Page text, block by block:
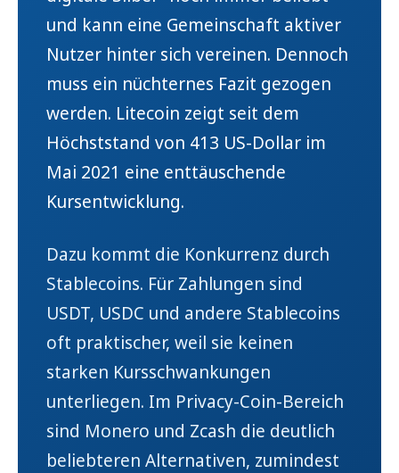
und kann eine Gemeinschaft aktiver
Nutzer hinter sich vereinen. Dennoch
muss ein nüchternes Fazit gezogen
werden. Litecoin zeigt seit dem
Höchststand von 413 US-Dollar im
Mai 2021 eine enttäuschende
Kursentwicklung.
Dazu kommt die Konkurrenz durch
Stablecoins. Für Zahlungen sind
USDT, USDC und andere Stablecoins
oft praktischer, weil sie keinen
starken Kursschwankungen
unterliegen. Im Privacy-Coin-Bereich
sind Monero und Zcash die deutlich
beliebteren Alternativen, zumindest